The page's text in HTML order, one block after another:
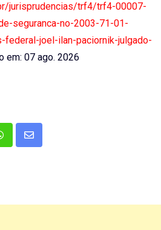
jurisprudencias/trf4/trf4-00007-
seguranca-no-2003-71-01-
joel-ilan-paciornik-julgado-
em: 07 ago. 2026
Share